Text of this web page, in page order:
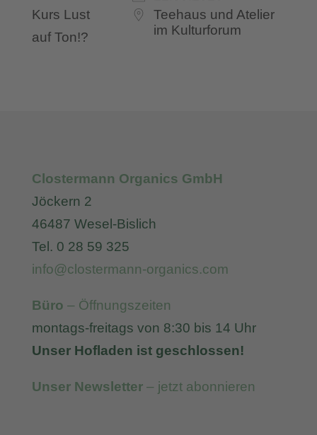
Teehaus und Atelier
im Kulturforum
Clostermann Organics GmbH
Jöckern 2
46487 Wesel-Bislich
Tel. 0 28 59 325
info@clostermann-organics.com
Büro – Öffnungszeiten
montags-freitags von 8:30 bis 14 Uhr
Unser Hofladen ist geschlossen!
Unser Newsletter– jetzt abonnieren